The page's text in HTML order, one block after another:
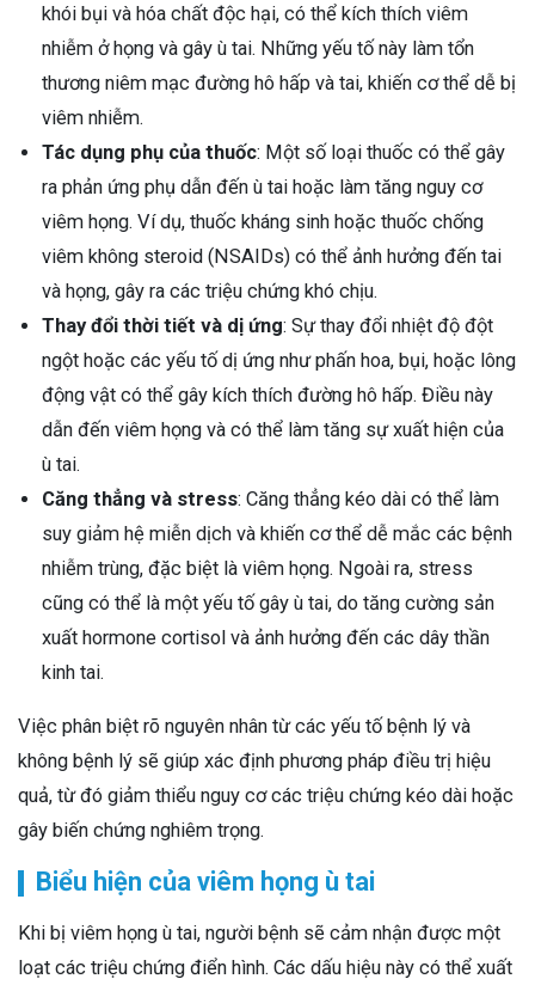
khói bụi và hóa chất độc hại, có thể kích thích viêm
nhiễm ở họng và gây ù tai. Những yếu tố này làm tổn
thương niêm mạc đường hô hấp và tai, khiến cơ thể dễ bị
viêm nhiễm.
Tác dụng phụ của thuốc: Một số loại thuốc có thể gây
ra phản ứng phụ dẫn đến ù tai hoặc làm tăng nguy cơ
viêm họng. Ví dụ, thuốc kháng sinh hoặc thuốc chống
viêm không steroid (NSAIDs) có thể ảnh hưởng đến tai
và họng, gây ra các triệu chứng khó chịu.
Thay đổi thời tiết và dị ứng: Sự thay đổi nhiệt độ đột
ngột hoặc các yếu tố dị ứng như phấn hoa, bụi, hoặc lông
động vật có thể gây kích thích đường hô hấp. Điều này
dẫn đến viêm họng và có thể làm tăng sự xuất hiện của
ù tai.
Căng thẳng và stress: Căng thẳng kéo dài có thể làm
suy giảm hệ miễn dịch và khiến cơ thể dễ mắc các bệnh
nhiễm trùng, đặc biệt là viêm họng. Ngoài ra, stress
cũng có thể là một yếu tố gây ù tai, do tăng cường sản
xuất hormone cortisol và ảnh hưởng đến các dây thần
kinh tai.
Việc phân biệt rõ nguyên nhân từ các yếu tố bệnh lý và
không bệnh lý sẽ giúp xác định phương pháp điều trị hiệu
quả, từ đó giảm thiểu nguy cơ các triệu chứng kéo dài hoặc
gây biến chứng nghiêm trọng.
Biểu hiện của viêm họng ù tai
Khi bị viêm họng ù tai, người bệnh sẽ cảm nhận được một
loạt các triệu chứng điển hình. Các dấu hiệu này có thể xuất